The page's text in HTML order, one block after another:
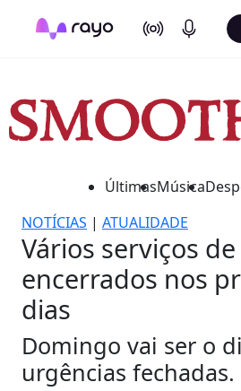
On Air Podcasts
ÚltimasMúsica
NOTÍCIAS | ATUALIDADE
Vários serviços
encerrados nos
dias
Domingo vai ser o
urgências fechadas.